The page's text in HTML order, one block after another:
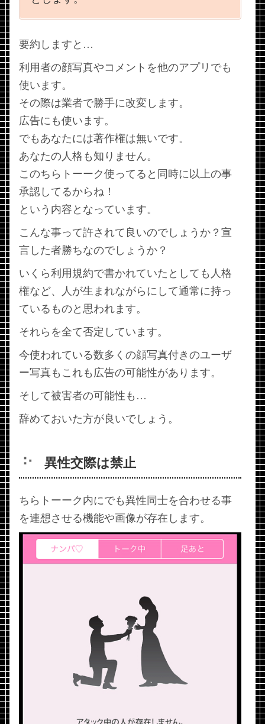
要約しますと…
利用者の顔写真やコメントを他のアプリでも
使います。
その際は業者で勝手に改変します。
広告にも使います。
でもあなたには著作権は無いです。
あなたの人格も知りません。
このちらトーーク使ってると同時に以上の事
承認してるからね！
という内容となっています。
こんな事って許されて良いのでしょうか？宣
言した者勝ちなのでしょうか？
いくら利用規約で書かれていたとしても人格
権など、人が生まれながらにして通常に持っ
ているものと思われます。
それらを全て否定しています。
今使われている数多くの顔写真付きのユーザ
ー写真もこれも広告の可能性があります。
そして被害者の可能性も…
辞めておいた方が良いでしょう。
異性交際は禁止
ちらトーーク内にでも異性同士を合わせる事
を連想させる機能や画像が存在します。